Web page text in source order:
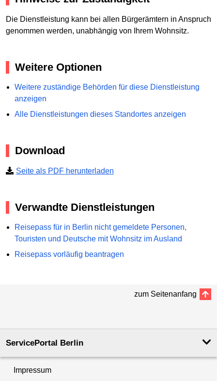
Die Dienstleistung kann bei allen Bürgerämtern in Anspruch
genommen werden, unabhängig von Ihrem Wohnsitz.
Weitere Optionen
Weitere zuständige Behörden für diese Dienstleistung
anzeigen
Alle Dienstleistungen dieses Standortes anzeigen
Download
Seite als PDF herunterladen
Verwandte Dienstleistungen
Reisepass für in Berlin nicht gemeldete Personen,
Touristen und Deutsche mit Wohnsitz im Ausland
Reisepass vorläufig beantragen
zum Seitenanfang
ServicePortal Berlin
Impressum